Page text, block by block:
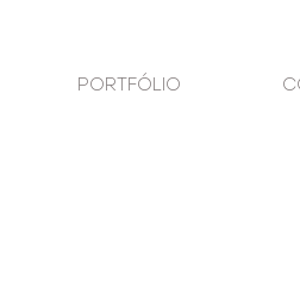
PORTFÓLIO